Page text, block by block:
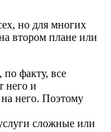
но для многих
втором плане или
по факту, все
него и
него. Поэтому
сложные или